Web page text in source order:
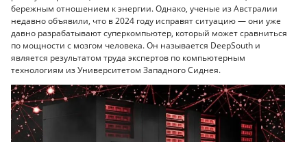
бережным отношением к энергии. Однако, ученые из Австралии
недавно объявили, что в 2024 году исправят ситуацию — они уже
давно разрабатывают суперкомпьютер, который может сравниться
по мощности с мозгом человека. Он называется DeepSouth и
является результатом труда экспертов по компьютерным
технологиям из Университетом Западного Сиднея.